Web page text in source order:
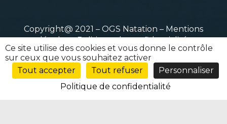
Copyright@ 2021 – OGS Natation – Mentions
légales–Politique de confidentialité
Ce site utilise des cookies et vous donne le contrôle
sur ceux que vous souhaitez activer
Tout accepter
Tout refuser
Personnaliser
Politique de confidentialité